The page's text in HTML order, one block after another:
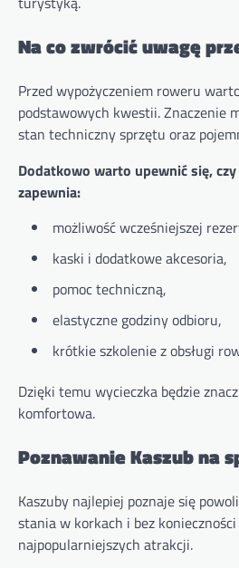
Na co zwrócić uwagę
Przed wypożyczeniem roweru
podstawowych kwestii. Znaczenie
stan techniczny sprzętu oraz
Dodatkowo warto upewnić się,
zapewnia:
możliwość wcześniejszej
kaski i dodatkowe akcesoria,
pomoc techniczną,
elastyczne godziny odbioru,
krótkie szkolenie z obsługi
Dzięki temu wycieczka będzie
komfortowa.
Poznawanie Kaszub na
Kaszuby najlepiej poznaje się
stania w korkach i bez
najpopularniejszych atrakcji.